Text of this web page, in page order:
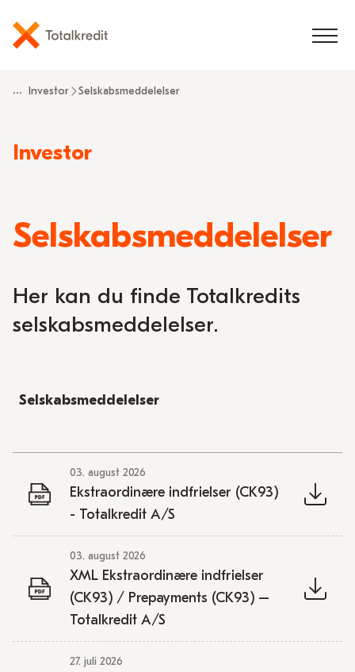
... Investor Selskabsmeddelelser
Read
Investor
Selskabsmeddelelser
Her kan du finde Totalkredits
selskabsmeddelelser.
Selskabsmeddelelser
03. august 2026
Ekstraordinære indfrielser (CK93)
- Totalkredit A/S
03. august 2026
XML Ekstraordinære indfrielser
(CK93) / Prepayments (CK93) –
Totalkredit A/S
27. juli 2026